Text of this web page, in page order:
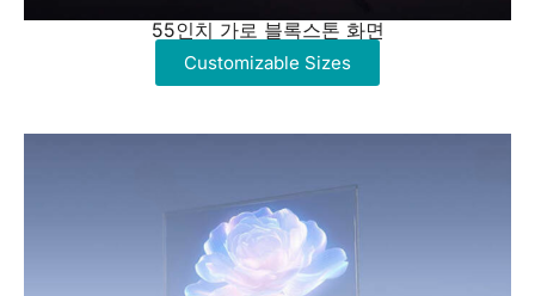
55인치 가로 블록스톤 화면
Customizable Sizes